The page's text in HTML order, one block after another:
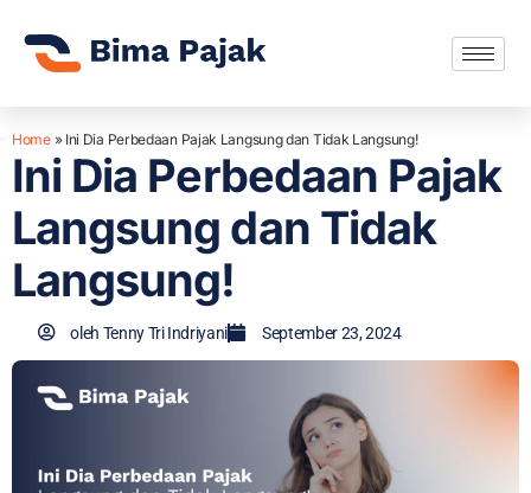
Home» Ini Dia Perbedaan Pajak Langsung dan Tidak Langsung!
Ini Dia Perbedaan Pajak
Langsung dan Tidak
Langsung!
oleh Tenny Tri Indriyani September 23, 2024